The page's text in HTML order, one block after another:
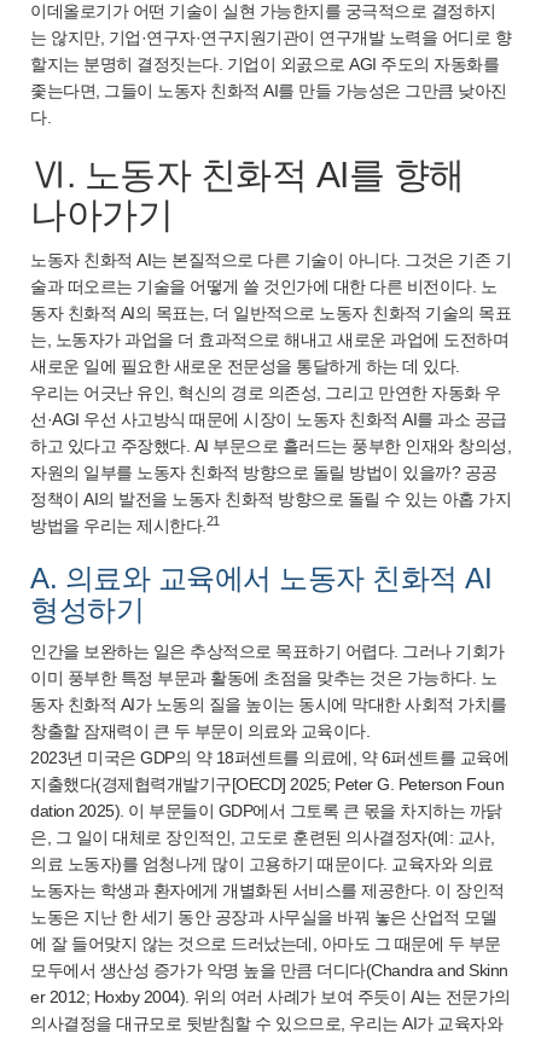
이데올로기가 어떤 기술이 실현 가능한지를 궁극적으로 결정하지
는 않지만, 기업·연구자·연구지원기관이 연구개발 노력을 어디로 향
할지는 분명히 결정짓는다. 기업이 외곬으로 AGI 주도의 자동화를
좇는다면, 그들이 노동자 친화적 AI를 만들 가능성은 그만큼 낮아진
다.
Ⅵ. 노동자 친화적 AI를 향해
나아가기
노동자 친화적 AI는 본질적으로 다른 기술이 아니다. 그것은 기존 기
술과 떠오르는 기술을 어떻게 쓸 것인가에 대한 다른 비전이다. 노
동자 친화적 AI의 목표는, 더 일반적으로 노동자 친화적 기술의 목표
는, 노동자가 과업을 더 효과적으로 해내고 새로운 과업에 도전하며
새로운 일에 필요한 새로운 전문성을 통달하게 하는 데 있다.
우리는 어긋난 유인, 혁신의 경로 의존성, 그리고 만연한 자동화 우
선·AGI 우선 사고방식 때문에 시장이 노동자 친화적 AI를 과소 공급
하고 있다고 주장했다. AI 부문으로 흘러드는 풍부한 인재와 창의성,
자원의 일부를 노동자 친화적 방향으로 돌릴 방법이 있을까? 공공
정책이 AI의 발전을 노동자 친화적 방향으로 돌릴 수 있는 아홉 가지
방법을 우리는 제시한다. 21
A. 의료와 교육에서 노동자 친화적 AI
형성하기
인간을 보완하는 일은 추상적으로 목표하기 어렵다. 그러나 기회가
이미 풍부한 특정 부문과 활동에 초점을 맞추는 것은 가능하다. 노
동자 친화적 AI가 노동의 질을 높이는 동시에 막대한 사회적 가치를
창출할 잠재력이 큰 두 부문이 의료와 교육이다.
2023년 미국은 GDP의 약 18퍼센트를 의료에, 약 6퍼센트를 교육에
지출했다(경제협력개발기구[OECD] 2025; Peter G. Peterson Foun
dation 2025). 이 부문들이 GDP에서 그토록 큰 몫을 차지하는 까닭
은, 그 일이 대체로 장인적인, 고도로 훈련된 의사결정자(예: 교사,
의료 노동자)를 엄청나게 많이 고용하기 때문이다. 교육자와 의료
노동자는 학생과 환자에게 개별화된 서비스를 제공한다. 이 장인적
노동은 지난 한 세기 동안 공장과 사무실을 바꿔 놓은 산업적 모델
에 잘 들어맞지 않는 것으로 드러났는데, 아마도 그 때문에 두 부문
모두에서 생산성 증가가 악명 높을 만큼 더디다(Chandra and Skinn
er 2012; Hoxby 2004). 위의 여러 사례가 보여 주듯이 AI는 전문가의
의사결정을 대규모로 뒷받침할 수 있으므로, 우리는 AI가 교육자와